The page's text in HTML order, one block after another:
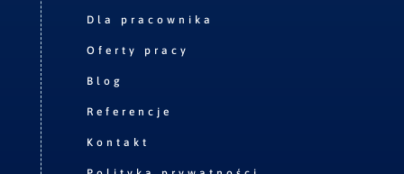
Dla pracownika
Oferty pracy
Blog
Referencje
Kontakt